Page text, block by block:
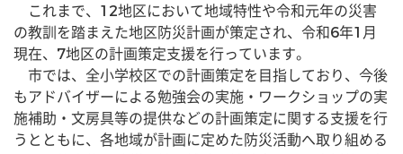
これまで、12地区において地域特性や令和元年の災害
の教訓を踏まえた地区防災計画が策定され、令和6年1月
現在、7地区の計画策定支援を行っています。
市では、全小学校区での計画策定を目指しており、今後
もアドバイザーによる勉強会の実施・ワークショップの実
施補助・文房具等の提供などの計画策定に関する支援を行
うとともに、各地域が計画に定めた防災活動へ取り組める